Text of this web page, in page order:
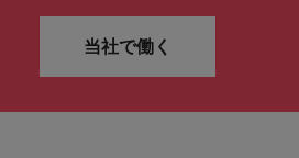
当社で働く